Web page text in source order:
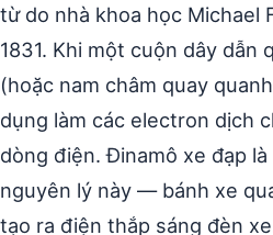
từ do nhà khoa học Michael
1831. Khi một cuộn dây dẫn
(hoặc nam châm quay
dụng làm các electron dịch
dòng điện. Đinamô xe đạp
nguyên lý này — bánh xe
tạo ra điện thắp sáng đèn